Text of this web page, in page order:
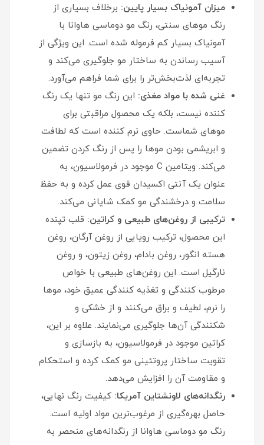
میزان آمونیاک بسیار پایین: برخلاف بسیاری از
رنگ موهای سنتی، رنگ مو دوماسی هاوانا با
آمونیاک بسیار کم فرموله شده است. این ویژگی از
آسیب رساندن به ساختار مو جلوگیری می‌کند و
تجربه‌ای لذت‌بخش‌تر را برای شما فراهم می‌آورد.
غنی شده با مواد مغذی: این رنگ مو تنها یک رنگ‌
کننده نیست، بلکه یک محصول مراقبتی برای
موهای شماست. حاوی نرم‌ کننده است که لطافت
و ابریشمی بودن موها را پس از رنگ کردن تضمین
می‌کند. ویتامین C موجود در فرمولاسیون، به
عنوان یک آنتی‌ اکسیدان قوی عمل کرده و به حفظ
سلامت و درخشندگی مو کمک شایانی می‌کند.
ترکیبی از روغن‌های طبیعی و کراتین: قلب تپنده
این محصول، ترکیب رویایی از روغن آرگان، روغن
هسته انگور، روغن بادام، روغن زیتون، و روغن
نارگیل است. این روغن‌های طبیعی با خواص
مرطوب‌ کنندگی و تغذیه‌ کنندگی عمیق خود، موها
را نرم، لطیف و براق می‌کنند و از خشکی و
شکنندگی آن‌ها جلوگیری می‌نمایند. علاوه بر این،
کراتین موجود در فرمولاسیون، به بازسازی و
تقویت ساختار پروتئینی مو کمک کرده و استحکام
و مقاومت آن را افزایش می‌دهد.
رنگدانه‌های لاونشتاین آمریکا: کیفیت رنگ نهایی،
حاصل بهره‌گیری از مرغوب‌ترین مواد اولیه است.
رنگ مو دوماسی هاوانا از رنگدانه‌های منحصر به